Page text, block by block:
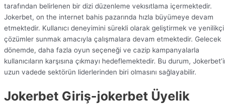
tarafından belirlenen bir dizi düzenleme vekısıtlama içermektedir.
Jokerbet, on the internet bahis pazarında hızla büyümeye devam
etmektedir. Kullanıcı deneyimini sürekli olarak geliştirmek ve yenilikçi
çözümler sunmak amacıyla çalışmalara devam etmektedir. Gelecek
dönemde, daha fazla oyun seçeneği ve cazip kampanyalarla
kullanıcıların karşısına çıkmayı hedeflemektedir. Bu durum,
uzun vadede sektörün liderlerinden biri olmasını sağlayabilir.
Jokerbet Giriş-jokerbet Üyelik